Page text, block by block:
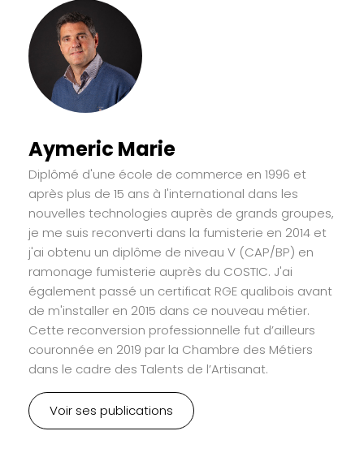
Aymeric Marie
Diplômé d'une école de commerce en 1996 et
après plus de 15 ans à l'international dans les
nouvelles technologies auprès de grands groupes,
je me suis reconverti dans la fumisterie en 2014 et
j'ai obtenu un diplôme de niveau V (CAP/BP) en
ramonage fumisterie auprès du COSTIC. J'ai
également passé un certificat RGE qualibois avant
de m'installer en 2015 dans ce nouveau métier.
Cette reconversion professionnelle fut d’ailleurs
couronnée en 2019 par la Chambre des Métiers
dans le cadre des Talents de l’Artisanat.
Voir ses publications